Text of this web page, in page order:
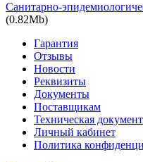
Санитарно-
(0.82Mb)
Гарантия
Отзывы
Новости
Реквизиты
Документы
Поставщикам
Техническая
Личный кабинет
Политика